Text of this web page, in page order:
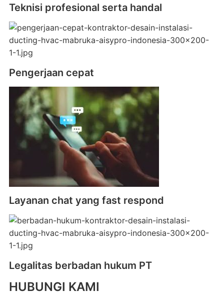
Teknisi profesional serta handal
Pengerjaan cepat
Layanan chat yang fast respond
Legalitas berbadan hukum PT
HUBUNGI KAMI